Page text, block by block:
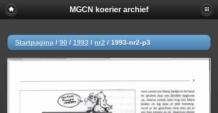
MGCN koerier archief
Startpagina / 90 / 1993 / nr2 / 1993-nr2-p3